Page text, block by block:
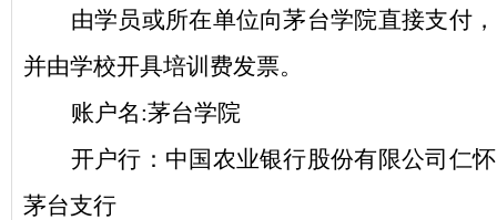
由学员或所在单位向茅台学院直接支付，
并由学校开具培训费发票。
账户名:茅台学院
开户行：中国农业银行股份有限公司仁怀
茅台支行